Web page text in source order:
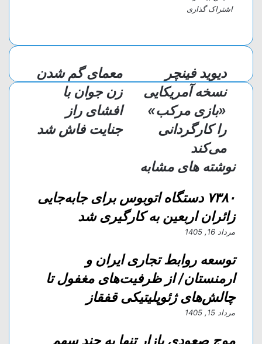
اشتراک گذاری
ت
پ
گ
م
ت
ا
ک
گ
ذ
ر
ز
ر
ی
ق
ا
ی
ل
پ
معمای گم شدن
زن جوان با
افشای راز
جنایت فاش شد
دیوید فینچر
نسخه آمریکایی
«بازی مرکب»
را کارگردانی
می‌کند
نوشته های مشابه
۷۳۸۰ دستگاه اتوبوس برای جابه‌جایی
زائران اربعین به کارگیری شد
مرداد 16, 1405
توسعه روابط تجاری ایران و
ارمنستان/ از ظرفیت‌های مغفول تا
چالش‌های ژئوپلیتیکی قفقاز
مرداد 15, 1405
موج صعودی بازار تنها به چند سهم